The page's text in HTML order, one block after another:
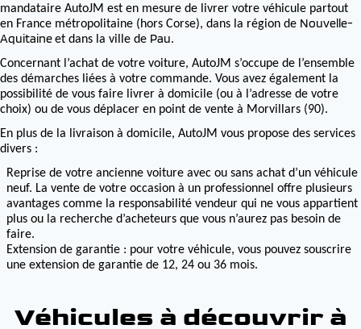
mandataire AutoJM est en mesure de livrer votre véhicule partout
en France métropolitaine (hors Corse), dans la région de Nouvelle-
Aquitaineet dans la ville de Pau.
Concernant l’achat de votre voiture, AutoJM s’occupe de l’ensemble
des démarches liées à votre commande. Vous avez également la
possibilité de vous faire livrer à domicile (ou à l’adresse de votre
choix) ou de vous déplacer en point de vente à Morvillars (90).
En plus de la livraison à domicile, AutoJM vous propose des services
divers :
Reprise de votre ancienne voiture avec ou sans achat d’un véhicule
neuf. La vente de votre occasion à un professionnel offre plusieurs
avantages comme la responsabilité vendeur qui ne vous appartient
plus ou la recherche d’acheteurs que vous n’aurez pas besoin de
faire.
Extension de garantie : pour votre véhicule, vous pouvez souscrire
une extension de garantie de 12, 24 ou 36 mois.
Véhicules à découvrir à